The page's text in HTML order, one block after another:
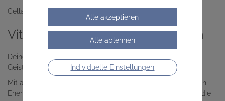
Cella Apotheke
Vitamin B-Komplex Forte Kapseln
Deine tägliche Versorgung mit B-Vitaminen für Körper und
Geist
Mit allen acht essenziellen B-Vitaminen – für einen normalen
Energiestoffwechsel, die Funktion des Nervensystems und die
Individuelle Einstellungen